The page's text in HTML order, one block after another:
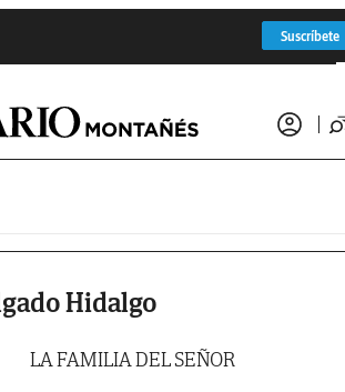
Suscríbete
Hidalgo
LA FAMILIA DEL SEÑOR